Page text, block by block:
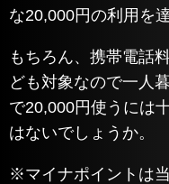
な20,000円の利用を
もちろん、携帯電話
ども対象なので一人
で20,000円使うには
はないでしょうか。
※マイナポイントは